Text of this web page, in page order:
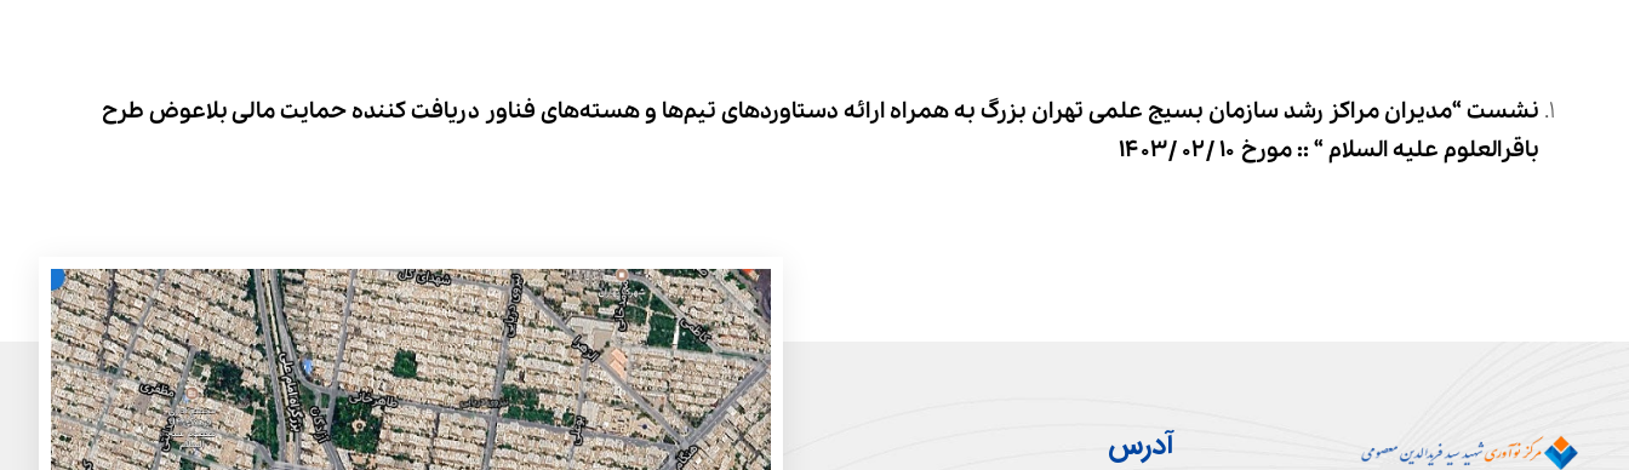
نشست “مدیران مراکز رشد سازمان بسیج علمی تهران بزرگ به همراه ارائه دستاوردهای تیم‌ها و هسته‌های فناور دریافت کننده حمایت مالی بلاعوض طرح
باقرالعلوم علیه السلام “:: مورخ ۱۰ /۰۲ /۱۴۰۳
آدرس